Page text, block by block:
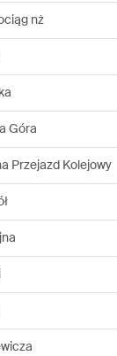
nż
Góra
Przejazd Kolejowy